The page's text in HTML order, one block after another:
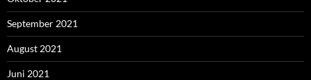
September 2021
August 2021
Juni 2021